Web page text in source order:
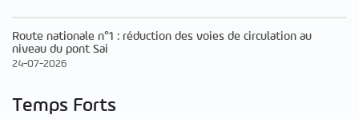
Route nationale n°1 : réduction des voies de circulation au
niveau du pont Sai
24-07-2026
Temps Forts